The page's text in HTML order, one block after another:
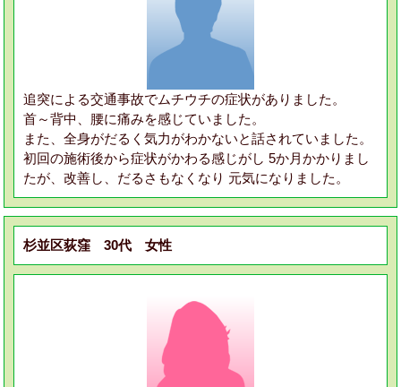
追突による交通事故でムチウチの症状がありました。
首～背中、腰に痛みを感じていました。
また、全身がだるく気力がわかないと話されていました。
初回の施術後から症状がかわる感じがし 5か月かかりまし
たが、改善し、だるさもなくなり 元気になりました。
杉並区荻窪 30代 女性